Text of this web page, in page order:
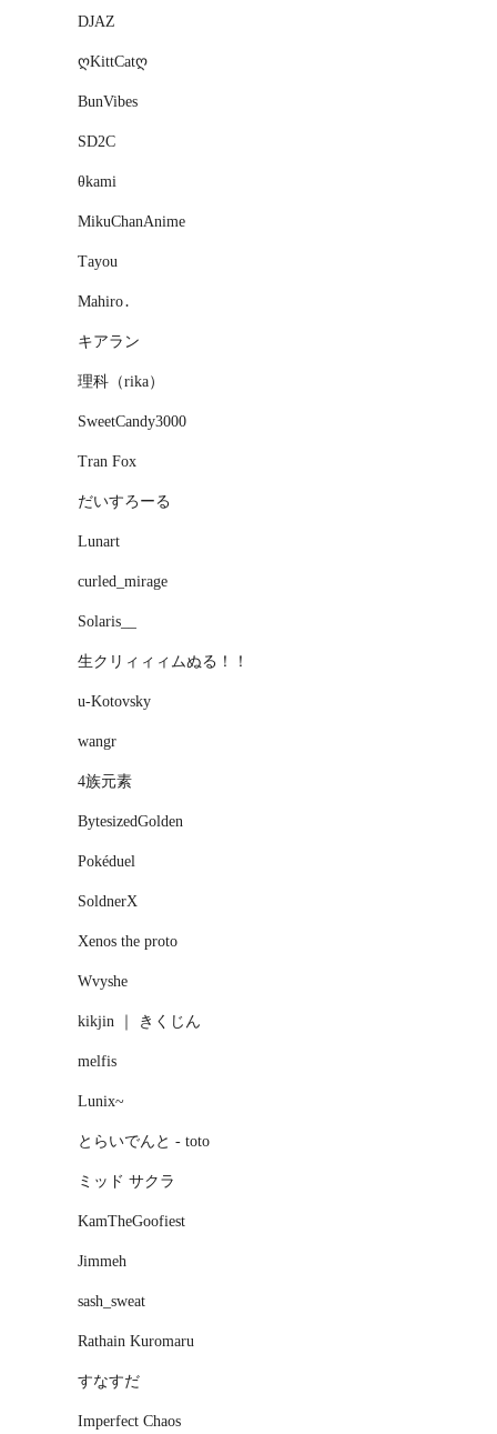
DJAZ
ღKittCatღ
BunVibes
SD2C
θkami
MikuChanAnime
Тayou
Mahiro․
キアラン
理科（rika）
SweetCandy3000
Tran Fox
だいすろーる
Lunart
curled_mirage
Solaris__
生クリィィィムぬる！！
u-Kotovsky
wangr
4族元素
BytesizedGolden
Pokéduel
SoldnerX
Xenos the proto
Wvyshe
kikjin ｜ きくじん
melfis
Lunix~
とらいでんと - toto
ミッド サクラ
KamTheGoofiest
Jimmeh
sash_sweat
Rathain Kuromaru
すなすだ
Imperfect Chaos